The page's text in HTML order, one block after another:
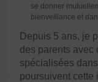
se donner
bienveillance et
Depuis 5 ans, je
des parents avec
spécialisées
poursuivent cette